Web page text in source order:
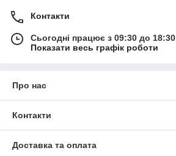
Контакти
Сьогодні працює з 09:30 до 18:30
Показати весь графік роботи
Про нас
Контакти
Доставка та оплата